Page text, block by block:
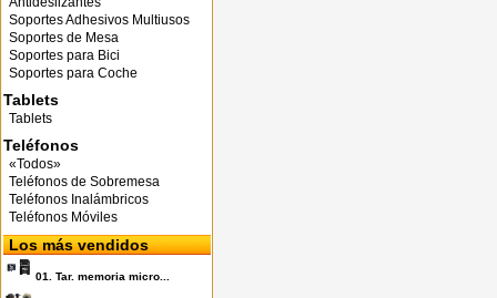
Soportes Adhesivos Multiusos
Soportes de Mesa
Soportes para Bici
Soportes para Coche
Tablets
Tablets
Teléfonos
«Todos»
Teléfonos de Sobremesa
Teléfonos Inalámbricos
Teléfonos Móviles
Los más vendidos
01. Tar. memoria micro...